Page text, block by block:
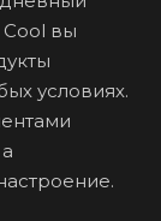
вы
условиях.